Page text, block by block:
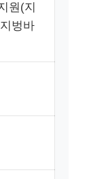
원(지
벙바